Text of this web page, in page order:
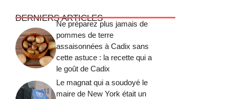
DERNIERS ARTICLES
Ne préparez plus jamais de
pommes de terre
assaisonnées à Cadix sans
cette astuce : la recette qui a
le goût de Cadix
Le magnat qui a soudoyé le
maire de New York était un